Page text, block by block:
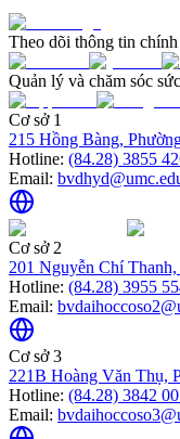
Theo dõi thông tin
Quản lý và chăm sóc
Cơ sở 1
215 Hồng Bàng,
Hotline: (84.28) 3855
Email:
Cơ sở 2
201 Nguyễn Chí
Hotline: (84.28) 3955
Email:
Cơ sở 3
221B Hoàng Văn Thụ,
Hotline: (84.28) 3842
Email: